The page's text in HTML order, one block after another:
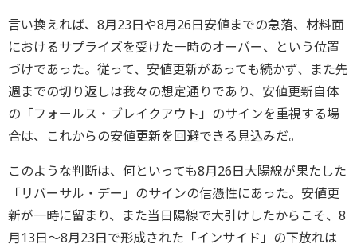
言い換えれば、8月23日や8月26日安値までの急落、材料面
におけるサプライズを受けた一時のオーバー、という位置
づけであった。従って、安値更新があっても続かず、また先
週までの切り返しは我々の想定通りであり、安値更新自体
の「フォールス・ブレイクアウト」のサインを重視する場
合は、これからの安値更新を回避できる見込みだ。
このような判断は、何といっても8月26日大陽線が果たした
「リバーサル・デー」のサインの信憑性にあった。安値更
新が一時に留まり、また当日陽線で大引けしたからこそ、8
月13日～8月23日で形成された「インサイド」の下放れは